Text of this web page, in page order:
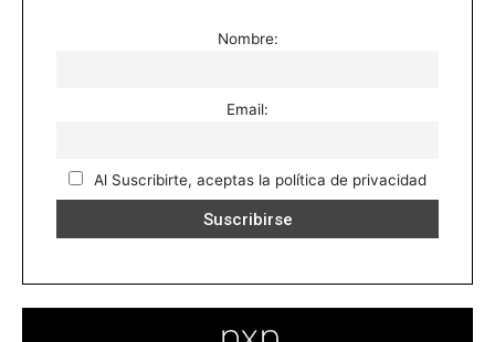
Nombre:
Email:
Al Suscribirte, aceptas la política de privacidad